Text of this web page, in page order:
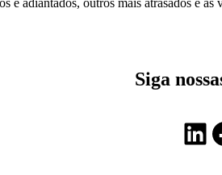
e adiantados, outros mais atrasados e
Siga